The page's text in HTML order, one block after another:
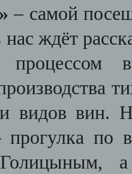
– самой
ждёт
видов вин.
прогулка